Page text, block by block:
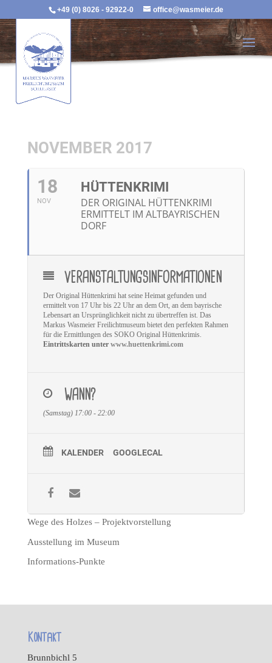
+49 (0) 8026 - 92922-0 office@wasmeier.de
NOVEMBER 2017
18
NOV
HÜTTENKRIMI
DER ORIGINAL HÜTTENKRIMI
ERMITTELT IM ALTBAYRISCHEN
DORF
VERANSTALTUNGSINFORMATIONEN
Der Original Hüttenkrimi hat seine Heimat gefunden und
ermittelt von 17 Uhr bis 22 Uhr an dem Ort, an dem bayrische
Lebensart an Ursprünglichkeit nicht zu übertreffen ist. Das
Markus Wasmeier Freilichtmuseum bietet den perfekten Rahmen
für die Ermittlungen des SOKO Original Hüttenkrimis.
Eintrittskarten unter www.huettenkrimi.com
WANN?
(Samstag) 17:00 - 22:00
KALENDER GOOGLECAL
Wege des Holzes – Projektvorstellung
Ausstellung im Museum
Informations-Punkte
Kontakt
Brunnbichl 5